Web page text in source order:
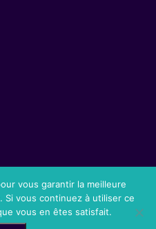
Bien-être
vous garantir la meilleure
vous continuez à utiliser ce
vous en êtes satisfait.